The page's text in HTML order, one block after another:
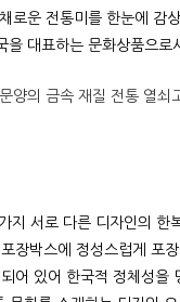
로운 전통미를 한눈에 감
대표하는 문화상품으
지 서로 다른 디자인의 한
장박스에 정성스럽게 포
어 있어 한국적 정체성